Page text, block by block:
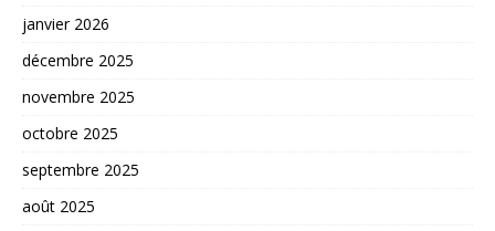
janvier 2026
décembre 2025
novembre 2025
octobre 2025
septembre 2025
août 2025